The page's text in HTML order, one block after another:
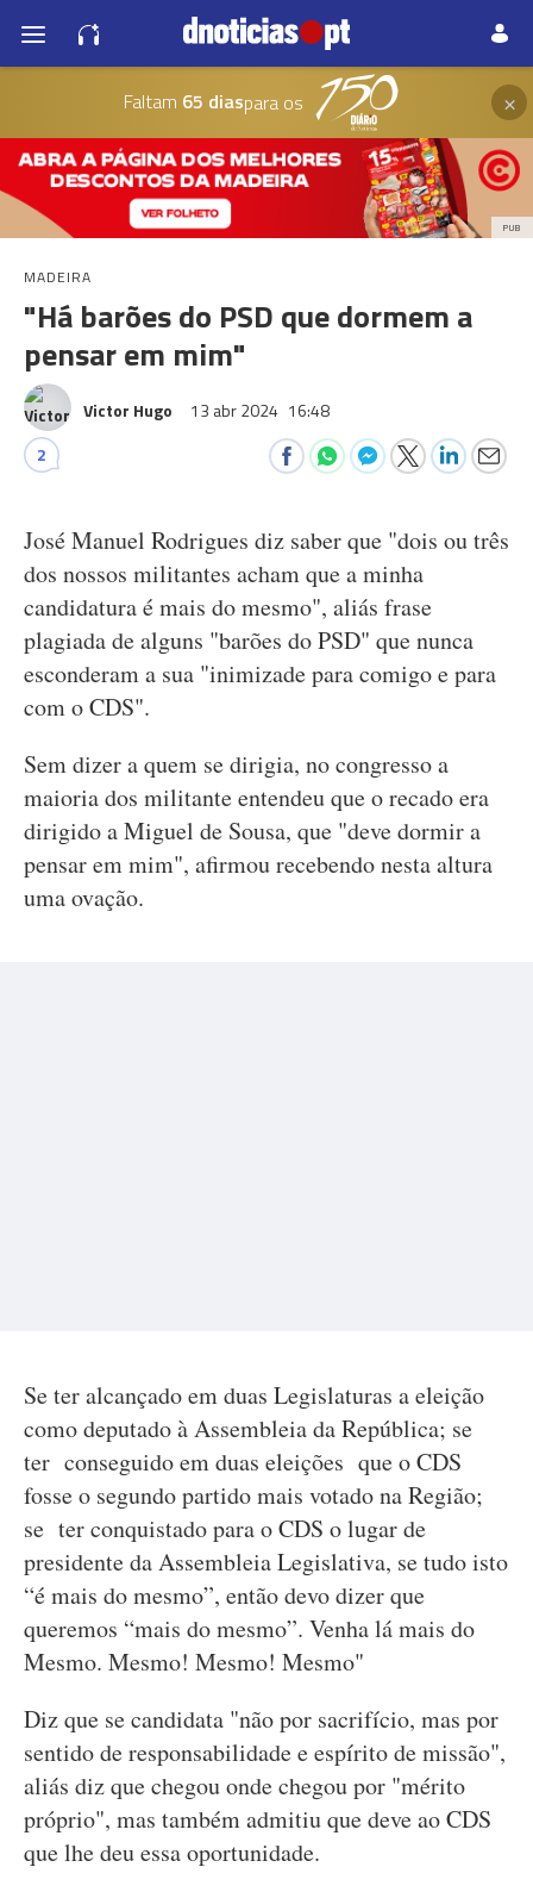
Faltam 65 diaspara os ×
PUB
MADEIRA
"Há barões do PSD que dormem a
pensar em mim"
Victor Hugo 13 abr 2024 16:48
2
José Manuel Rodrigues diz saber que "dois ou três
dos nossos militantes acham que a minha
candidatura é mais do mesmo", aliás frase
plagiada de alguns "barões do PSD" que nunca
esconderam a sua "inimizade para comigo e para
com o CDS".
Sem dizer a quem se dirigia, no congresso a
maioria dos militante entendeu que o recado era
dirigido a Miguel de Sousa, que "deve dormir a
pensar em mim", afirmou recebendo nesta altura
uma ovação.
Se ter alcançado em duas Legislaturas a eleição
como deputado à Assembleia da República; se
ter conseguido em duas eleições que o CDS
fosse o segundo partido mais votado na Região;
se ter conquistado para o CDS o lugar de
presidente da Assembleia Legislativa, se tudo isto
“é mais do mesmo”, então devo dizer que
queremos “mais do mesmo”. Venha lá mais do
Mesmo. Mesmo! Mesmo! Mesmo"
Diz que se candidata "não por sacrifício, mas por
sentido de responsabilidade e espírito de missão",
aliás diz que chegou onde chegou por "mérito
próprio", mas também admitiu que deve ao CDS
que lhe deu essa oportunidade.